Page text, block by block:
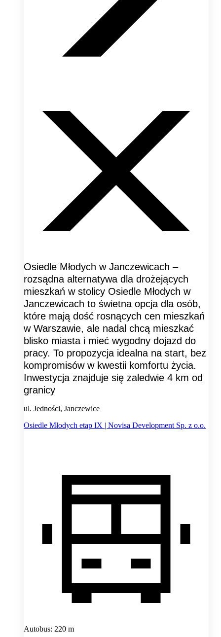
Osiedle Młodych w Janczewicach –
rozsądna alternatywa dla drożejących
mieszkań w stolicy Osiedle Młodych w
Janczewicach to świetna opcja dla osób,
które mają dość rosnących cen mieszkań
w Warszawie, ale nadal chcą mieszkać
blisko miasta i mieć wygodny dojazd do
pracy. To propozycja idealna na start, bez
kompromisów w kwestii komfortu życia.
Inwestycja znajduje się zaledwie 4 km od
granicy
ul. Jedności, Janczewice
Osiedle Młodych etap IX | Novisa Development Sp. z o.o.
Autobus: 220 m